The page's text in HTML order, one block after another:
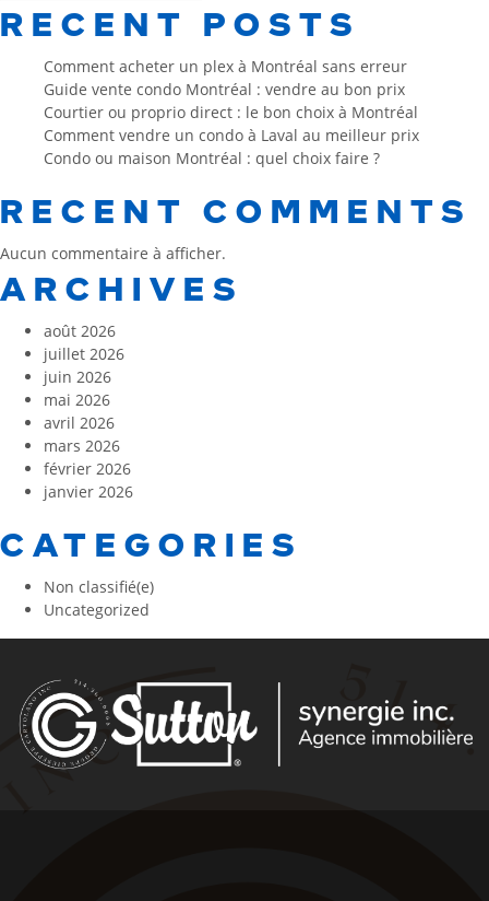
RECENT POSTS
Comment acheter un plex à Montréal sans erreur
Guide vente condo Montréal : vendre au bon prix
Courtier ou proprio direct : le bon choix à Montréal
Comment vendre un condo à Laval au meilleur prix
Condo ou maison Montréal : quel choix faire ?
RECENT COMMENTS
Aucun commentaire à afficher.
ARCHIVES
août 2026
juillet 2026
juin 2026
mai 2026
avril 2026
mars 2026
février 2026
janvier 2026
CATEGORIES
Non classifié(e)
Uncategorized